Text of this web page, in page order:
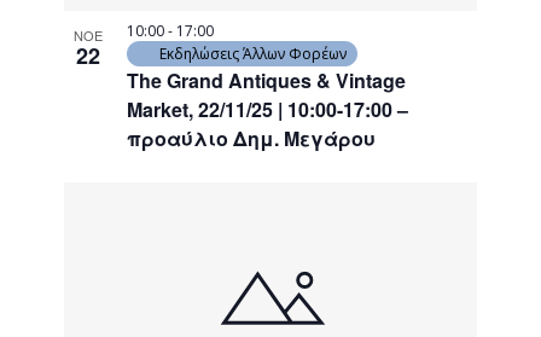
ΝΟΕ
22
The Grand Antiques & Vintage
Market, 22/11/25 | 10:00-17:00 –
προαύλιο Δημ. Μεγάρου
10:00- 17:00
Εκδηλώσεις Άλλων Φορέων